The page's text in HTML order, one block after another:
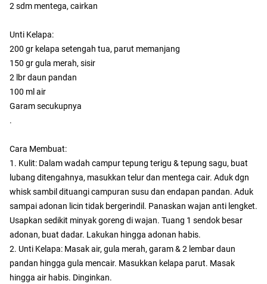
2 sdm mentega, cairkan
Unti Kelapa:
200 gr kelapa setengah tua, parut memanjang
150 gr gula merah, sisir
2 lbr daun pandan
100 ml air
Garam secukupnya
.
Cara Membuat:
1. Kulit: Dalam wadah campur tepung terigu & tepung sagu, buat
lubang ditengahnya, masukkan telur dan mentega cair. Aduk dgn
whisk sambil dituangi campuran susu dan endapan pandan. Aduk
sampai adonan licin tidak bergerindil. Panaskan wajan anti lengket.
Usapkan sedikit minyak goreng di wajan. Tuang 1 sendok besar
adonan, buat dadar. Lakukan hingga adonan habis.
2. Unti Kelapa: Masak air, gula merah, garam & 2 lembar daun
pandan hingga gula mencair. Masukkan kelapa parut. Masak
hingga air habis. Dinginkan.